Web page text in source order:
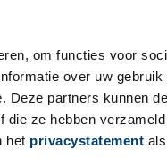
om functies voor
over uw gebruik
Deze partners kunnen
die ze hebben
het privacystatement